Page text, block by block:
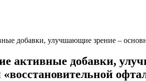
добавки, улучшающие зрение –
активные добавки,